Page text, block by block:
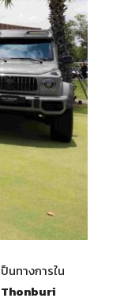
นทางการใน